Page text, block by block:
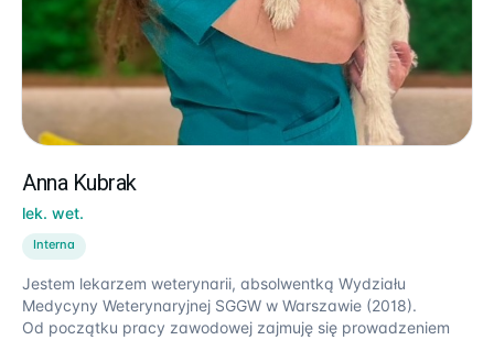
Anna Kubrak
lek. wet.
Interna
Jestem lekarzem weterynarii, absolwentką Wydziału
Medycyny Weterynaryjnej SGGW w Warszawie (2018).
Od początku pracy zawodowej zajmuję się prowadzeniem